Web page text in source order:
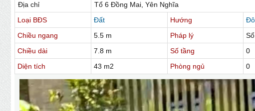
Địa chỉ
Tổ 6 Đồng Mai, Yên Nghĩa
Loại BĐS
Đất Hướng
Chiều ngang
5.5 m Pháp lý
Chiều dài
7.8 m Số tầng 0
Diện tích
43 m2 Phòng ngủ 0